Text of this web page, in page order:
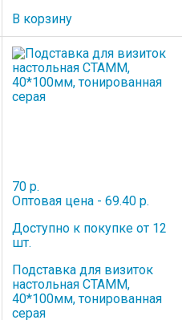
В корзину
70 р.
Оптовая цена - 69.40 р.
Доступно к покупке от 12
шт.
Подставка для визиток
настольная СТАММ,
40*100мм, тонированная
серая